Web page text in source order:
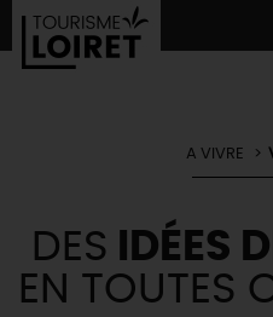
VOS
LES
A VIVRE
DES IDÉES
EN TOUTES